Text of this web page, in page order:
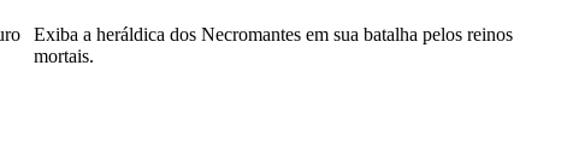
Exiba a heráldica dos Necromantes em sua batalha pelos reinos
mortais.